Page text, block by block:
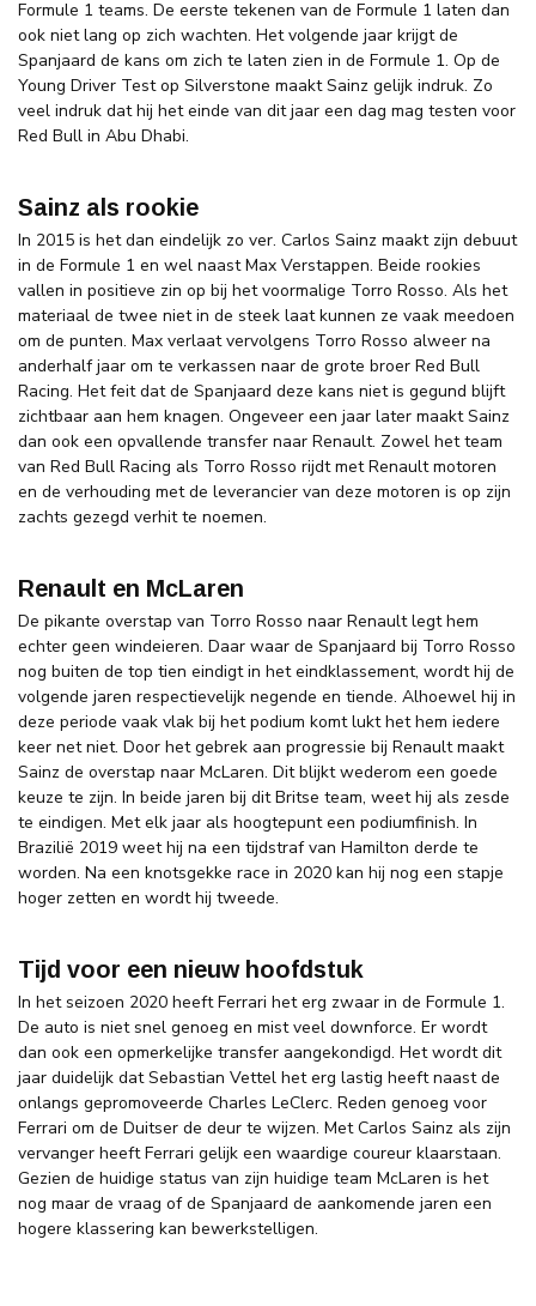
Formule 1 teams. De eerste tekenen van de Formule 1 laten dan
ook niet lang op zich wachten. Het volgende jaar krijgt de
Spanjaard de kans om zich te laten zien in de Formule 1. Op de
Young Driver Test op Silverstone maakt Sainz gelijk indruk. Zo
veel indruk dat hij het einde van dit jaar een dag mag testen voor
Red Bull in Abu Dhabi.
Sainz als rookie
In 2015 is het dan eindelijk zo ver. Carlos Sainz maakt zijn debuut
in de Formule 1 en wel naast Max Verstappen. Beide rookies
vallen in positieve zin op bij het voormalige Torro Rosso. Als het
materiaal de twee niet in de steek laat kunnen ze vaak meedoen
om de punten. Max verlaat vervolgens Torro Rosso alweer na
anderhalf jaar om te verkassen naar de grote broer Red Bull
Racing. Het feit dat de Spanjaard deze kans niet is gegund blijft
zichtbaar aan hem knagen. Ongeveer een jaar later maakt Sainz
dan ook een opvallende transfer naar Renault. Zowel het team
van Red Bull Racing als Torro Rosso rijdt met Renault motoren
en de verhouding met de leverancier van deze motoren is op zijn
zachts gezegd verhit te noemen.
Renault en McLaren
De pikante overstap van Torro Rosso naar Renault legt hem
echter geen windeieren. Daar waar de Spanjaard bij Torro Rosso
nog buiten de top tien eindigt in het eindklassement, wordt hij de
volgende jaren respectievelijk negende en tiende. Alhoewel hij in
deze periode vaak vlak bij het podium komt lukt het hem iedere
keer net niet. Door het gebrek aan progressie bij Renault maakt
Sainz de overstap naar McLaren. Dit blijkt wederom een goede
keuze te zijn. In beide jaren bij dit Britse team, weet hij als zesde
te eindigen. Met elk jaar als hoogtepunt een podiumfinish. In
Brazilië 2019 weet hij na een tijdstraf van Hamilton derde te
worden. Na een knotsgekke race in 2020 kan hij nog een stapje
hoger zetten en wordt hij tweede.
Tijd voor een nieuw hoofdstuk
In het seizoen 2020 heeft Ferrari het erg zwaar in de Formule 1.
De auto is niet snel genoeg en mist veel downforce. Er wordt
dan ook een opmerkelijke transfer aangekondigd. Het wordt dit
jaar duidelijk dat Sebastian Vettel het erg lastig heeft naast de
onlangs gepromoveerde Charles LeClerc. Reden genoeg voor
Ferrari om de Duitser de deur te wijzen. Met Carlos Sainz als zijn
vervanger heeft Ferrari gelijk een waardige coureur klaarstaan.
Gezien de huidige status van zijn huidige team McLaren is het
nog maar de vraag of de Spanjaard de aankomende jaren een
hogere klassering kan bewerkstelligen.